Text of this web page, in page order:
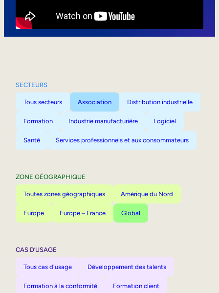
SECTEURS
Tous secteurs Association Distribution industrielle
Formation Industrie manufacturière Logiciel
Santé Services professionnels et aux consommateurs
ZONE GÉOGRAPHIQUE
Toutes zones géographiques Amérique du Nord
Europe Europe – France Global
CAS D’USAGE
Tous cas d'usage Développement des talents
Formation à la conformité Formation client